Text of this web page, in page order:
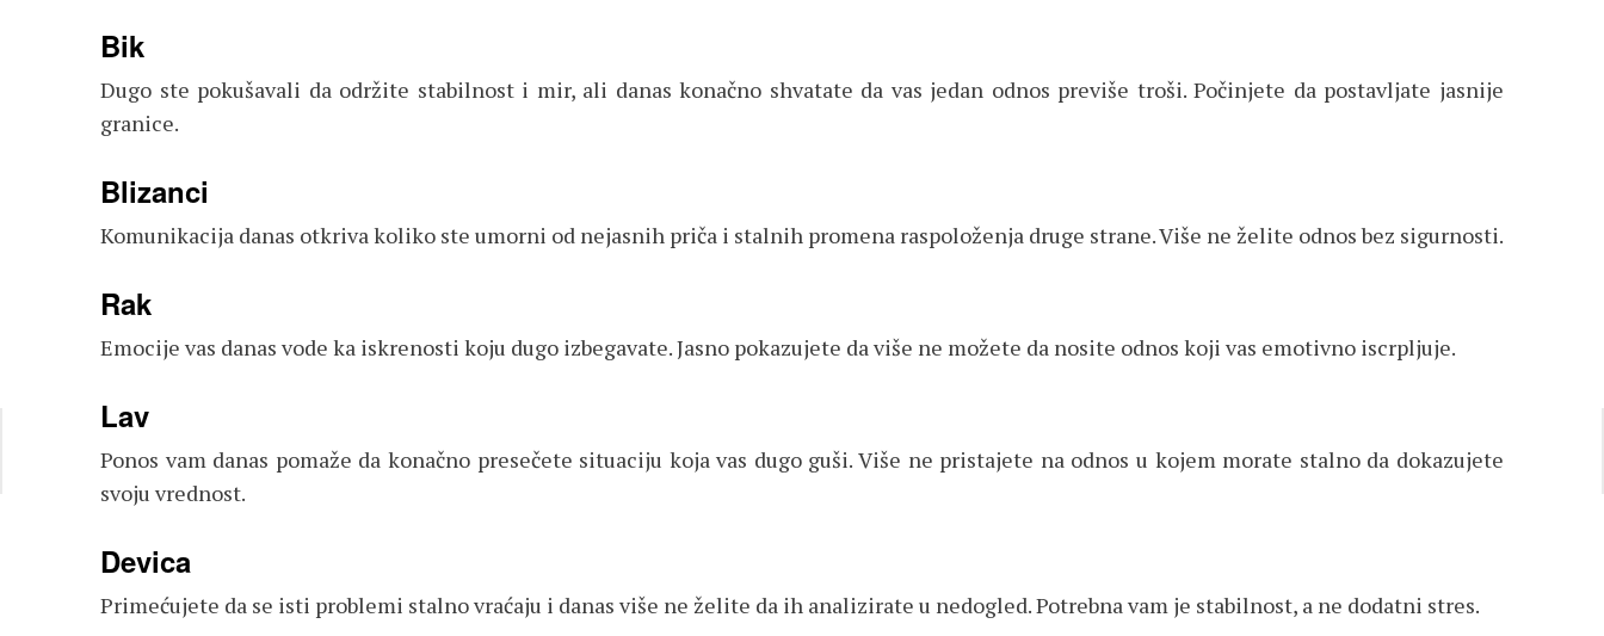
Bik
Dugo ste pokušavali da održite stabilnost i mir, ali danas konačno shvatate da vas jedan odnos previše troši. Počinjete da postavljate jasnije
granice.
Blizanci
Komunikacija danas otkriva koliko ste umorni od nejasnih priča i stalnih promena raspoloženja druge strane. Više ne želite odnos bez sigurnosti.
Rak
Emocije vas danas vode ka iskrenosti koju dugo izbegavate. Jasno pokazujete da više ne možete da nosite odnos koji vas emotivno iscrpljuje.
Lav
Ponos vam danas pomaže da konačno presečete situaciju koja vas dugo guši. Više ne pristajete na odnos u kojem morate stalno da dokazujete
svoju vrednost.
Devica
Primećujete da se isti problemi stalno vraćaju i danas više ne želite da ih analizirate u nedogled. Potrebna vam je stabilnost, a ne dodatni stres.